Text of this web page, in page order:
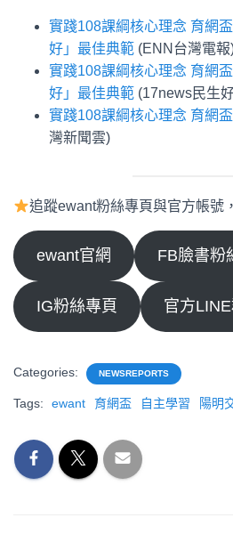
實踐108課綱核心理念 育網
好」最佳典範 (ENN台灣電報
實踐108課綱核心理念 育網
好」最佳典範 (17news民生
實踐108課綱核心理念 育網
灣新聞雲)
追蹤ewant粉絲專頁與官方帳號
ewant官網 FB臉書粉
IG粉絲專頁 官方
Categories: NEWSREPORTS
Tags: ewant 育網盃 自主學習 陽明